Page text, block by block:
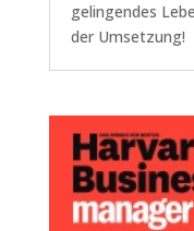
gelingendes
der Umsetzung!